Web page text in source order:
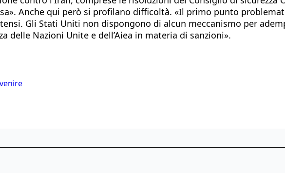
Anche qui però si profilano difficoltà. «Il primo punto
Gli Stati Uniti non dispongono di alcun meccanismo per
delle Nazioni Unite e dell’Aiea in materia di sanzioni».